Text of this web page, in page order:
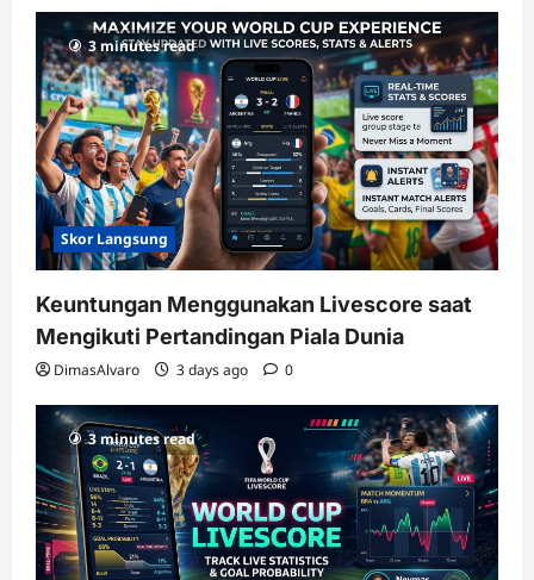
3 minutes read
Skor Langsung
Keuntungan Menggunakan Livescore saat
Mengikuti Pertandingan Piala Dunia
DimasAlvaro 3 days ago 0
3 minutes read